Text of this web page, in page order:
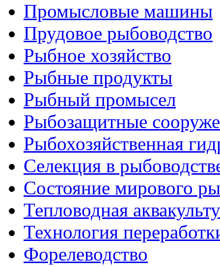
Промысловые машины
Прудовое рыбоводство
Рыбное хозяйство
Рыбные продукты
Рыбный промысел
Рыбозащитные
Рыбохозяйственная
Селекция в
Состояние мирового
Тепловодная
Технология
Форелеводство